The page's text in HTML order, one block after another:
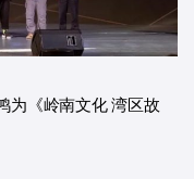
为《岭南文化 湾区故